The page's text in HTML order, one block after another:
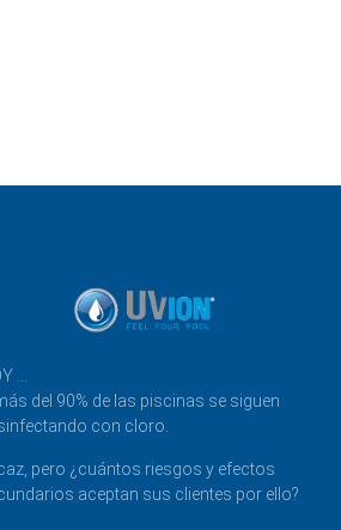
…
del 90% de las piscinas se siguen
con cloro.
pero ¿cuántos riesgos y efectos
aceptan sus clientes por ello?